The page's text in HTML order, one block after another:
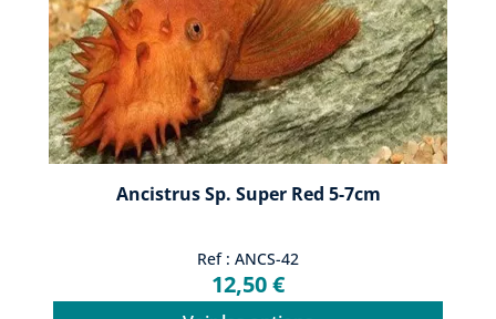
Ancistrus Sp. Super Red 5-7cm
Ref : ANCS-42
12,50 €